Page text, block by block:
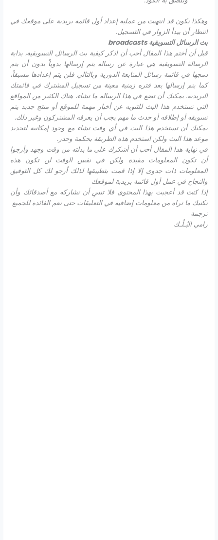
وهكذا تكون قد انتهيت من عملية إعداد أول قائمة بريدية على موقعك في
انتظار أن يبدأ الزوار في التسجيل.
بث الرسائل التسويقيةbroadcasts
قبل أن أختم هذا المقال أحب أن اذكر كيفية بث الرسائل التسويقية، بداية
الرسالة التسويقية هي عبارة عن رسالة يتم إرسالها يدوياً بدون أن يتم
دمجها في قائمة رسائل المتابعة الدورية وبالتالي فلن يتم إعدادها مسبقاً،
كما يتم إرسالها بعد فتره زمنية معينة من تسجيل المشترك في قائمتك
البريدية. يمكنك أن تضع في هذا الرسالة ما تشاء، هناك الكثير من المواقع
التي تستخدم هذا البث للتنويه عن أخبار مهمة للموقع أو منتج جديد يتم
تسويقه أو إطلاقه أو حدث ما مهم يجب أن يعرفه المشتركون وغير ذلك.
يمكنك أن تستخدم هذا البث في أي وقت تشاء مع وجود إمكانية لتحديد
موعد هذا البث ولكن استخدم هذه الطريقة بحكمة وحذر.
في نهاية هذا المقال أحب أن أشكرك على ما بذلته من وقت وجهد وأرجوا
أن تكون المعلومات مفيدة ولكن في نفس الوقت لن تكون هذه
المعلومات ذات جدوى إلا إذا قمت بتطبيقها لذلك أرجو لك كل التوفيق
والنجاح في عمل أول قائمة بريدية لموقعك
إذا كنت قد أعجبت بهذا المحتوى فلا تنسِ أن تشاركه مع أصدقائك وأن
تكتبك ما تراه من معلومات إضافية في التعليقات حتى تعم الفائدة للجميع
ترجمة
رامي البُـلُـك